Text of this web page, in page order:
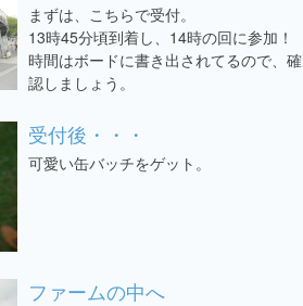
まずは、こちらで受付。
13時45分頃到着し、14時の回に参加！
時間はボードに書き出されてるので、確
認しましょう。
受付後・・・
可愛い缶バッチをゲット。
ファームの中へ